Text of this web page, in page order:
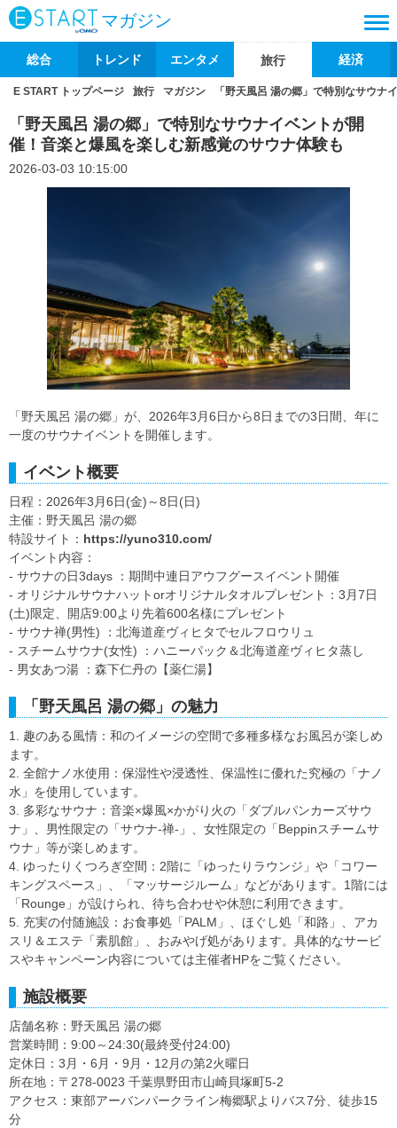
マガジン
総合 トレンド エンタメ 旅行 経済
E START トップページ 旅行 マガジン 「野天風呂 湯の郷」で特別なサウ
「野天風呂 湯の郷」で特別なサウナイベントが開
催！音楽と爆風を楽しむ新感覚のサウナ体験も
2026-03-03 10:15:00
「野天風呂 湯の郷」が、2026年3月6日から8日までの3日間、年に
一度のサウナイベントを開催します。
イベント概要
日程：2026年3月6日(金)～8日(日)
主催：野天風呂 湯の郷
特設サイト： https://yuno310.com/
イベント内容：
- サウナの日3days ：期間中連日アウフグースイベント開催
- オリジナルサウナハットorオリジナルタオルプレゼント：3月7日
(土)限定、開店9:00より先着600名様にプレゼント
- サウナ禅(男性) ：北海道産ヴィヒタでセルフロウリュ
- スチームサウナ(女性) ：ハニーパック＆北海道産ヴィヒタ蒸し
- 男女あつ湯 ：森下仁丹の【薬仁湯】
「野天風呂 湯の郷」の魅力
1. 趣のある風情：和のイメージの空間で多種多様なお風呂が楽しめ
ます。
2. 全館ナノ水使用：保湿性や浸透性、保温性に優れた究極の「ナノ
水」を使用しています。
3. 多彩なサウナ：音楽×爆風×かがり火の「ダブルパンカーズサウ
ナ」、男性限定の「サウナ-禅-」、女性限定の「Beppinスチームサ
ウナ」等が楽しめます。
4. ゆったりくつろぎ空間：2階に「ゆったりラウンジ」や「コワー
キングスペース」、「マッサージルーム」などがあります。1階には
「Rounge」が設けられ、待ち合わせや休憩に利用できます。
5. 充実の付随施設：お食事処「PALM」、ほぐし処「和路」、アカ
スリ＆エステ「素肌館」、おみやげ処があります。具体的なサービ
スやキャンペーン内容については主催者HPをご覧ください。
施設概要
店舗名称：野天風呂 湯の郷
営業時間：9:00～24:30(最終受付24:00)
定休日：3月・6月・9月・12月の第2火曜日
所在地：〒278-0023 千葉県野田市山崎貝塚町5-2
アクセス：東部アーバンパークライン梅郷駅よりバス7分、徒歩15
分